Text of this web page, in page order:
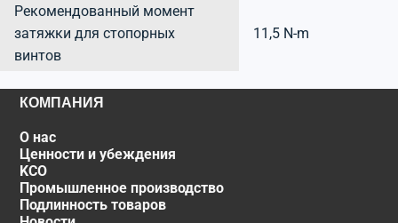
Рекомендованный момент
затяжки для стопорных
винтов
11,5 N-m
КОМПАНИЯ
О нас
Ценности и убеждения
KCO
Промышленное производство
Подлинность товаров